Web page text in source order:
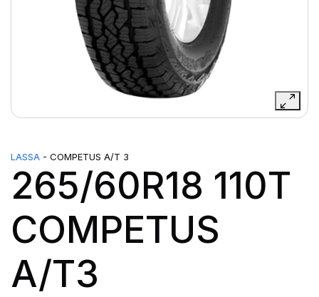
LASSA - COMPETUS A/T 3
265/60R18 110T
COMPETUS
A/T3